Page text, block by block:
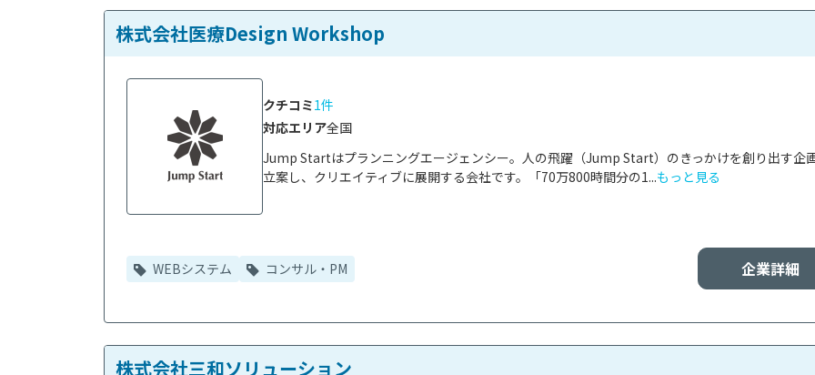
株式会社医療Design Workshop
Jump Startはプランニングエージェンシー。人の飛躍（Jump Start）のきっかけを創り出す企
立案し、クリエイティブに展開する会社です。「70万800時間分の1...もっと見る
クチコミ1件
対応エリア全国
企業詳細
WEBシステム コンサル・PM
株式会社三和ソリューション